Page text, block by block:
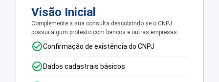
Visão Inicial
Complemente a sua consulta descobrindo se o CNPJ
possui algum protesto com bancos e outras empresas.
Confirmação de existência do CNPJ
Dados cadastrais básicos